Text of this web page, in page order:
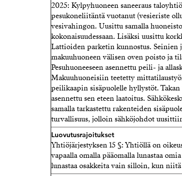
2025: Kylpyhuoneen saneeraus
pesukoneliitäntä vuotanut (vesieriste
vesivahingon. Uusittu samalla
kokonaisuudessaan. Lisäksi uusittu
Lattioiden parketin kunnostus. Seinien
makuuhuoneen välisen oven poisto ja
Pesuhuoneeseen asennettu peili- ja
Makuuhuoneisiin teetetty
peilikaapin sisäpuolelle hyllystöt.
asennettu sen eteen laatoitus.
samalla tarkastettu rakenteiden
turvallisuus, jolloin sähköjohdot
Luovutusrajoitukset
Yhtiöjärjestyksen 15 §: Yhtiöllä on
vapaalla omalla pääomalla lunastaa
lunastaa osakkeita vain silloin, kun